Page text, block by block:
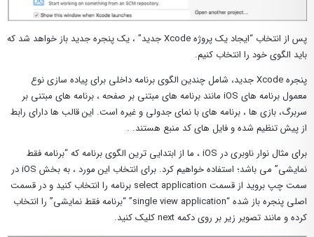
پس از انتخاب “ایجاد یک پروژه Xcode جدید” ، یک پنجره جدید باز خواهد شد که
باید الگوی خود را انتخاب کنیم.
پنجره Xcode جدید، شامل چندین الگوی برنامه داخلی برای پیاده سازی نوع
معمول برنامه های iOS مانند برنامه های مبتنی بر صفحه ، برنامه های مبتنی بر
سربرگ، بازی ها ، برنامه های با نمای جدولی و غیره است. این قالب ها دارای رابط
از پیش تنظیم شده و فایل های کد منبع هستند. .
برای مثال نوار ناوبری در iOS ، ما از ابتدایی ترین الگوی برنامه که “برنامه فقط
نمایشی” می باشد؛ استفاده خواهیم کرد. برای انتخاب این مورد ، به بخش iOS در
سمت چپ بروید از قسمت select application برنامه را انتخاب کنید و در قسمت
اصلی پنجره باز شده “single view application” “برنامه فقط نمایشی” را انتخاب
کرده و مانند تصویر زیر بر روی دکمه next کلیک کنید.